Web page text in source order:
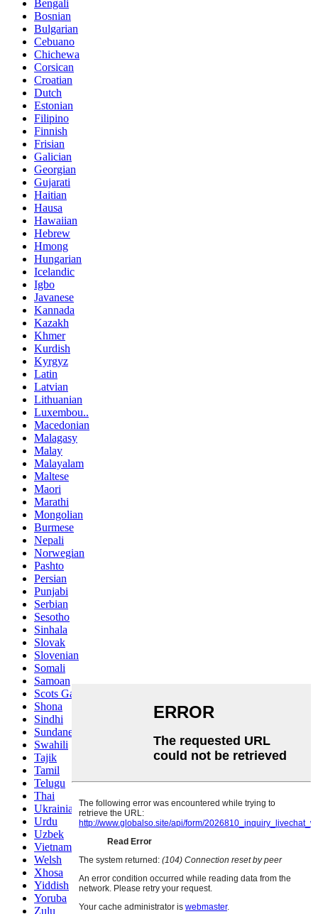
Bengali
Bosnian
Bulgarian
Cebuano
Chichewa
Corsican
Croatian
Dutch
Estonian
Filipino
Finnish
Frisian
Galician
Georgian
Gujarati
Haitian
Hausa
Hawaiian
Hebrew
Hmong
Hungarian
Icelandic
Igbo
Javanese
Kannada
Kazakh
Khmer
Kurdish
Kyrgyz
Latin
Latvian
Lithuanian
Luxembou..
Macedonian
Malagasy
Malay
Malayalam
Maltese
Maori
Marathi
Mongolian
Burmese
Nepali
Norwegian
Pashto
Persian
Punjabi
Serbian
Sesotho
Sinhala
Slovak
Slovenian
Somali
Samoan
Scots Gaelic
Shona
Sindhi
Sundanese
Swahili
Tajik
Tamil
Telugu
Thai
Ukrainian
Urdu
Uzbek
Vietnamese
Welsh
Xhosa
Yiddish
Yoruba
Zulu